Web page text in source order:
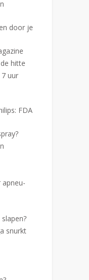
door je
hitte
uur
FDA
apneu-
snurkt